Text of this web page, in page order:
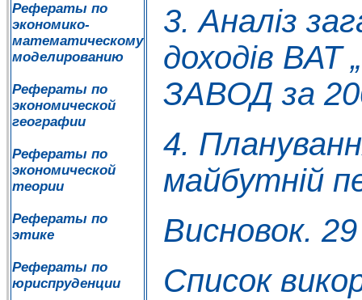
Рефераты по
экономико-
математическому
моделированию
Рефераты по
экономической
географии
Рефераты по
экономической
теории
Рефераты по
этике
Рефераты по
юриспруденции
3. Аналіз
доходів
ЗАВОД за
4.
майбутній
Висновок. 29
Список